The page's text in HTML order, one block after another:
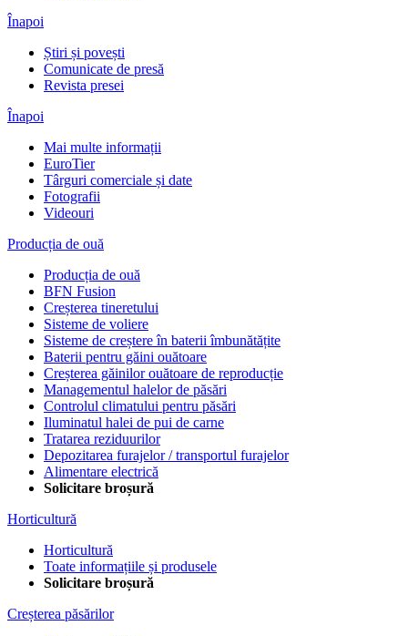
Înapoi
Știri și povești
Comunicate de presă
Revista presei
Înapoi
Mai multe informații
EuroTier
Târguri comerciale și date
Fotografii
Videouri
Producția de ouă
Producția de ouă
BFN Fusion
Creșterea tineretului
Sisteme de voliere
Sisteme de creștere în baterii îmbunătățite
Baterii pentru găini ouătoare
Creșterea găinilor ouătoare de reproducție
Managementul halelor de păsări
Controlul climatului pentru păsări
Iluminatul halei de pui de carne
Tratarea reziduurilor
Depozitarea furajelor / transportul furajelor
Alimentare electrică
Solicitare broșură
Horticultură
Horticultură
Toate informațiile și produsele
Solicitare broșură
Creșterea păsărilor